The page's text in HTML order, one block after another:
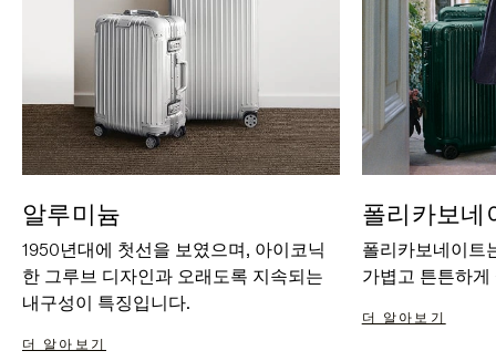
알루미늄
1950년대에 첫선을 보였으며, 아이코닉
한 그루브 디자인과 오래도록 지속되는
내구성이 특징입니다.
더 알아보기
폴리카보네
폴리카보네이트
가볍고 튼튼하
더 알아보기